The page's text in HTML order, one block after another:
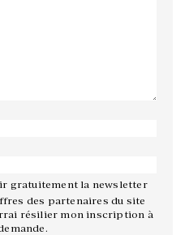
gratuitement la newsletter
des partenaires du site
résilier mon inscription à